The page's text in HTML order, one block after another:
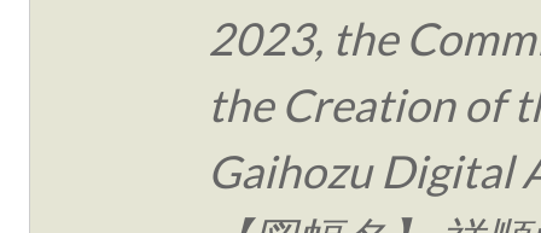
2023, the
the Creation of
Gaihozu Digital